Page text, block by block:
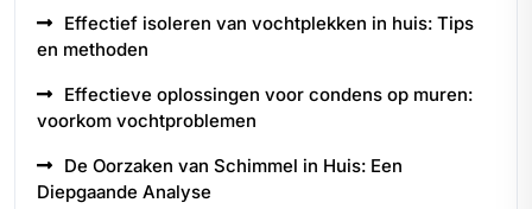
Effectief isoleren van vochtplekken in huis: Tips
en methoden
Effectieve oplossingen voor condens op muren:
voorkom vochtproblemen
De Oorzaken van Schimmel in Huis: Een
Diepgaande Analyse